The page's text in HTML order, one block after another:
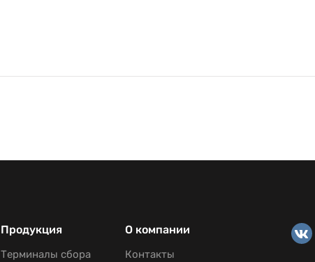
Продукция
Терминалы сбора
О компании
Контакты